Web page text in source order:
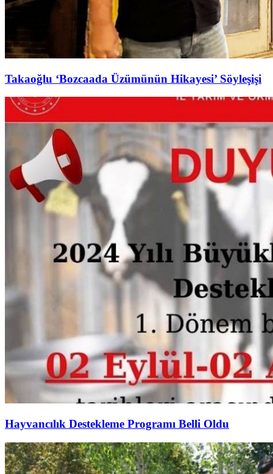
Takaoğlu ‘Bozcaada Üzümünün Hikayesi’ Söyleşişi
Hayvancılık Destekleme Programı Belli Oldu